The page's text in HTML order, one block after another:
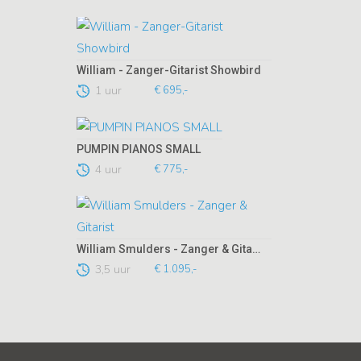
William - Zanger-Gitarist Showbird
1 uur € 695,-
PUMPIN PIANOS SMALL
4 uur € 775,-
William Smulders - Zanger & Gitarist
3,5 uur € 1.095,-